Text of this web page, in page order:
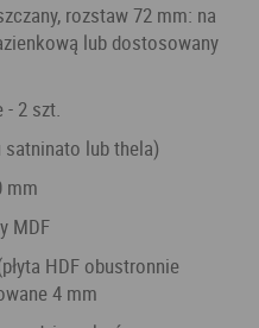
lub dostosowany
- 2 szt.
satninato lub thela)
mm
MDF
4 mm